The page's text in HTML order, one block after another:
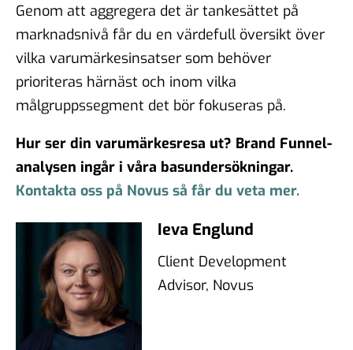
Genom att aggregera det är tankesättet på
marknadsnivå får du en värdefull översikt över
vilka varumärkesinsatser som behöver
prioriteras härnäst och inom vilka
målgruppssegment det bör fokuseras på.
Hur ser din varumärkesresa ut? Brand Funnel-
analysen ingår i våra basundersökningar.
Kontakta oss på Novus så får du veta mer.
Ieva Englund
Client Development
Advisor, Novus